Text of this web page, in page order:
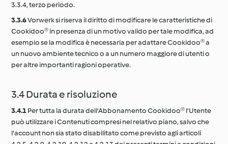
3.3.4, terzo periodo.
3.3.6Vorwerk si riserva il diritto di modificare le caratteristiche di
Cookidoo® in presenza di un motivo valido per tale modifica, ad
esempio se la modifica è necessaria per adattare Cookidoo® a
un nuovo ambiente tecnico o a un numero maggiore di utenti o
per altre importanti ragioni operative.
3.4 Durata e risoluzione
3.4.1Per tutta la durata dell'Abbonamento Cookidoo® l'Utente
può utilizzare i Contenuti compresi nel relativo piano, salvo che
l'account non sia stato disabilitato come previsto agli articoli